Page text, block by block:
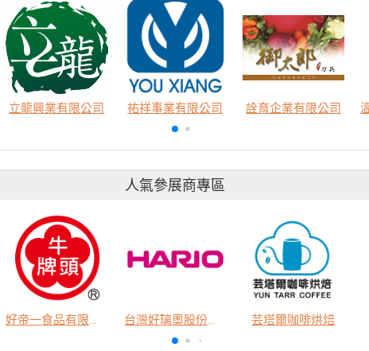
立龍興業有限公司 祐祥事業有限公司 詮育企業有限公司
人氣參展商專區
好帝一食品有限公司 台灣好璃奧股份有限公司 芸塔爾咖啡烘焙